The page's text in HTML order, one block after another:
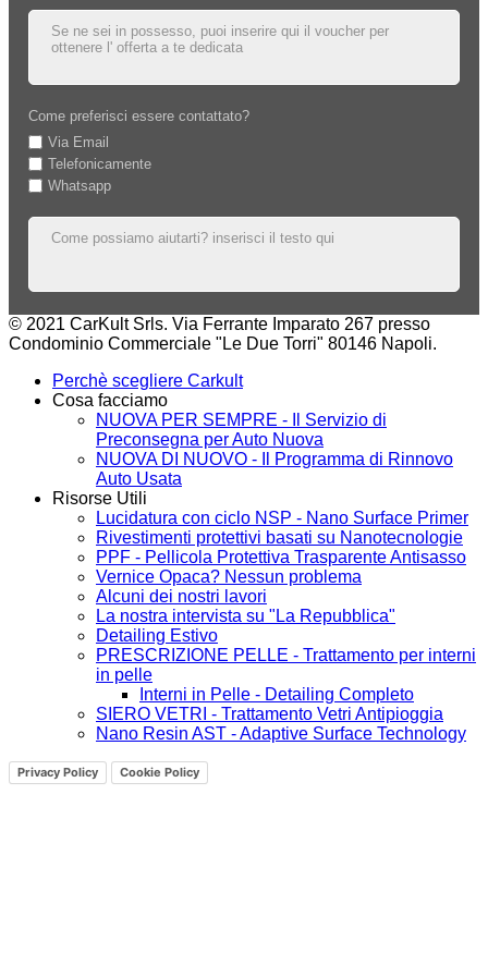
Come preferisci essere contattato?
Via Email
Telefonicamente
Whatsapp
© 2021 CarKult Srls. Via Ferrante Imparato 267 presso
Condominio Commerciale "Le Due Torri" 80146 Napoli.
Perchè scegliere Carkult
Cosa facciamo
NUOVA PER SEMPRE - Il Servizio di
Preconsegna per Auto Nuova
NUOVA DI NUOVO - Il Programma di Rinnovo
Auto Usata
Risorse Utili
Lucidatura con ciclo NSP - Nano Surface Primer
Rivestimenti protettivi basati su Nanotecnologie
PPF - Pellicola Protettiva Trasparente Antisasso
Vernice Opaca? Nessun problema
Alcuni dei nostri lavori
La nostra intervista su "La Repubblica"
Detailing Estivo
PRESCRIZIONE PELLE - Trattamento per interni
in pelle
Interni in Pelle - Detailing Completo
SIERO VETRI - Trattamento Vetri Antipioggia
Nano Resin AST - Adaptive Surface Technology
Privacy Policy Cookie Policy